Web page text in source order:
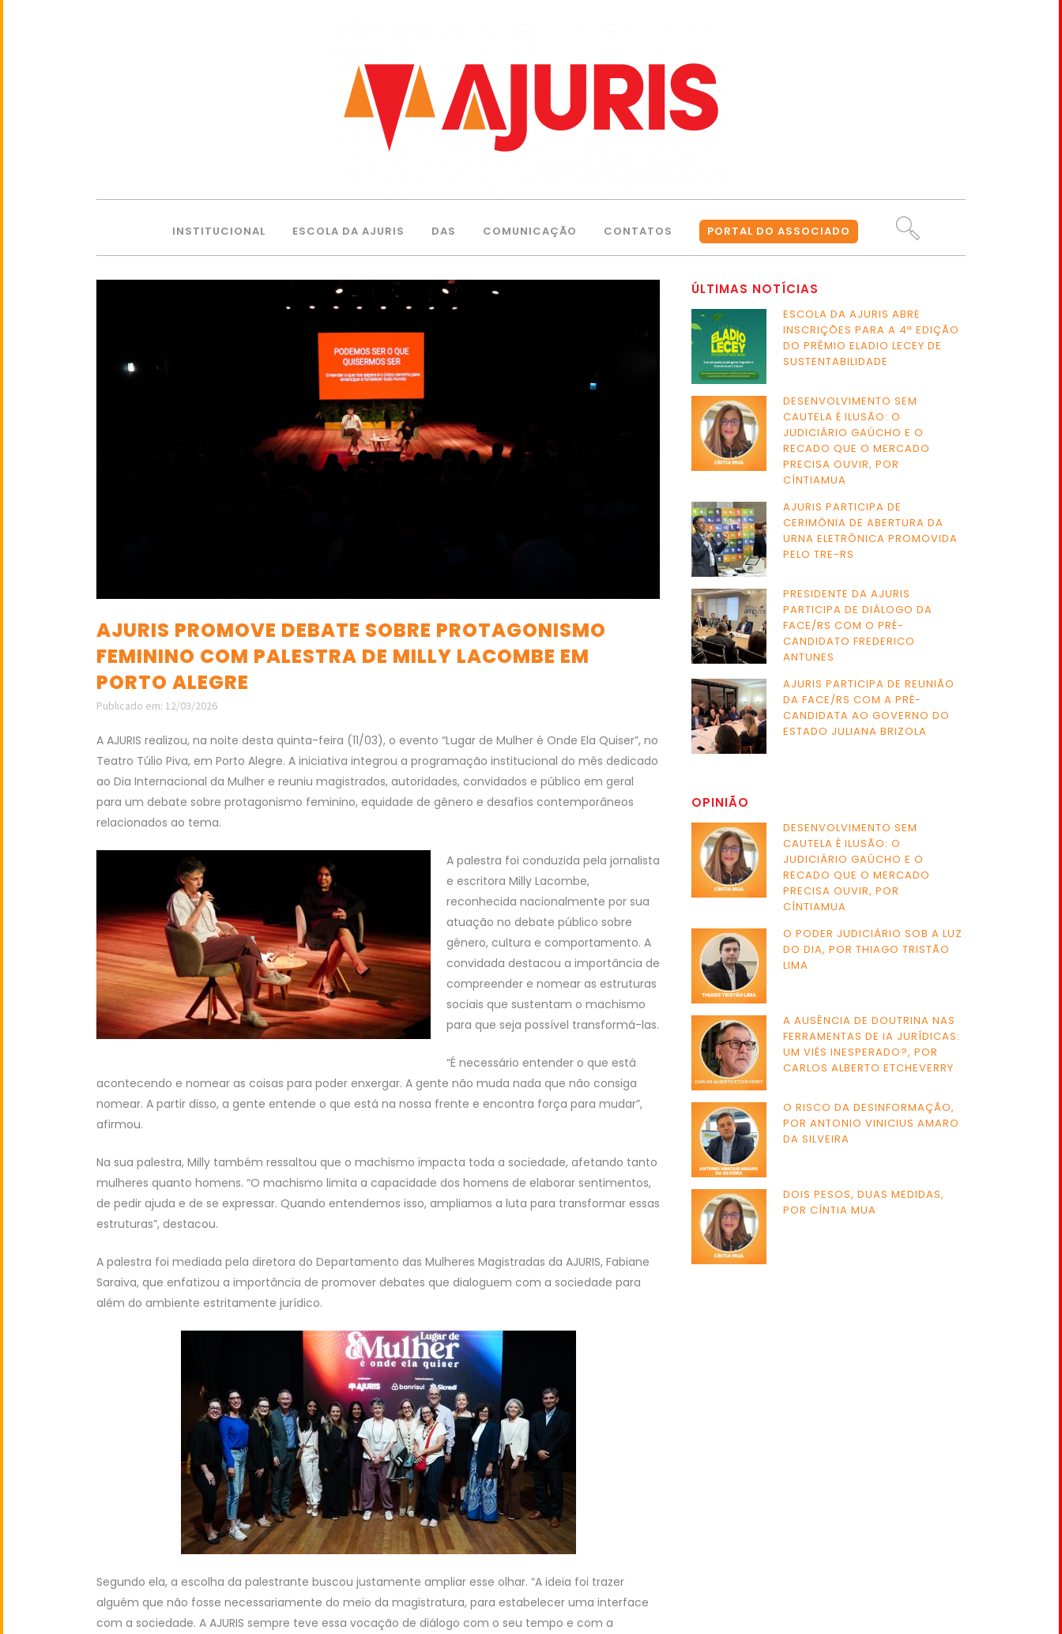
INSTITUCIONAL ESCOLA DA AJURIS DAS COMUNICAÇÃO CONTATOS PORTAL DO ASSOCIADO
AJURIS PROMOVE DEBATE SOBRE PROTAGONISMO
FEMININO COM PALESTRA DE MILLY LACOMBE EM
PORTO ALEGRE
Publicado em: 12/03/2026
A AJURIS realizou, na noite desta quinta-feira (11/03), o evento “Lugar de Mulher é Onde Ela Quiser”, no
Teatro Túlio Piva, em Porto Alegre. A iniciativa integrou a programação institucional do mês dedicado
ao Dia Internacional da Mulher e reuniu magistrados, autoridades, convidados e público em geral
para um debate sobre protagonismo feminino, equidade de gênero e desafios contemporâneos
relacionados ao tema.
A palestra foi conduzida pela jornalista
e escritora Milly Lacombe,
reconhecida nacionalmente por sua
atuação no debate público sobre
gênero, cultura e comportamento. A
convidada destacou a importância de
compreender e nomear as estruturas
sociais que sustentam o machismo
para que seja possível transformá-las.
“É necessário entender o que está
acontecendo e nomear as coisas para poder enxergar. A gente não muda nada que não consiga
nomear. A partir disso, a gente entende o que está na nossa frente e encontra força para mudar”,
afirmou.
Na sua palestra, Milly também ressaltou que o machismo impacta toda a sociedade, afetando tanto
mulheres quanto homens. “O machismo limita a capacidade dos homens de elaborar sentimentos,
de pedir ajuda e de se expressar. Quando entendemos isso, ampliamos a luta para transformar essas
estruturas”, destacou.
A palestra foi mediada pela diretora do Departamento das Mulheres Magistradas da AJURIS, Fabiane
Saraiva, que enfatizou a importância de promover debates que dialoguem com a sociedade para
além do ambiente estritamente jurídico.
Segundo ela, a escolha da palestrante buscou justamente ampliar esse olhar. “A ideia foi trazer
alguém que não fosse necessariamente do meio da magistratura, para estabelecer uma interface
com a sociedade. A AJURIS sempre teve essa vocação de diálogo com o seu tempo e com a
ÚLTIMAS NOTÍCIAS
ESCOLA DA AJURIS ABRE
INSCRIÇÕES PARA A 4ª EDIÇÃO
DO PRÊMIO ELADIO LECEY DE
SUSTENTABILIDADE
DESENVOLVIMENTO SEM
CAUTELA É ILUSÃO: O
JUDICIÁRIO GAÚCHO E O
RECADO QUE O MERCADO
PRECISA OUVIR, POR
CÍNTIAMUA
AJURIS PARTICIPA DE
CERIMÔNIA DE ABERTURA DA
URNA ELETRÔNICA PROMOVIDA
PELO TRE-RS
PRESIDENTE DA AJURIS
PARTICIPA DE DIÁLOGO DA
FACE/RS COM O PRÉ-
CANDIDATO FREDERICO
ANTUNES
AJURIS PARTICIPA DE REUNIÃO
DA FACE/RS COM A PRÉ-
CANDIDATA AO GOVERNO DO
ESTADO JULIANA BRIZOLA
OPINIÃO
DESENVOLVIMENTO SEM
CAUTELA É ILUSÃO: O
JUDICIÁRIO GAÚCHO E O
RECADO QUE O MERCADO
PRECISA OUVIR, POR
CÍNTIAMUA
O PODER JUDICIÁRIO SOB A LUZ
DO DIA, POR THIAGO TRISTÃO
LIMA
A AUSÊNCIA DE DOUTRINA NAS
FERRAMENTAS DE IA JURÍDICAS:
UM VIÉS INESPERADO?, POR
CARLOS ALBERTO ETCHEVERRY
O RISCO DA DESINFORMAÇÃO,
POR ANTONIO VINICIUS AMARO
DA SILVEIRA
DOIS PESOS, DUAS MEDIDAS,
POR CÍNTIA MUA